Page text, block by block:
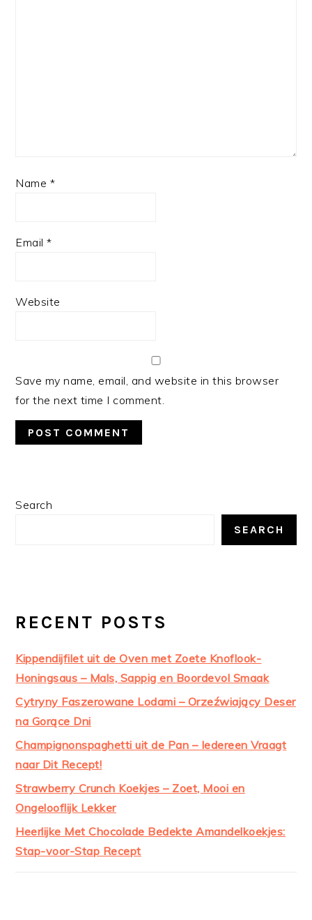
Name *
Email*
Website
Save my name, email, and website in this browser
for the next time I comment.
PRIMARY
Search
SEARCH
RECENT POSTS
Kippendijfilet uit de Oven met Zoete Knoflook-
Honingsaus – Mals, Sappig en Boordevol Smaak
Cytryny Faszerowane Lodami – Orzeźwiający Deser
na Gorące Dni
Champignonspaghetti uit de Pan – Iedereen Vraagt
naar Dit Recept!
Strawberry Crunch Koekjes – Zoet, Mooi en
Ongelooflijk Lekker
Heerlijke Met Chocolade Bedekte Amandelkoekjes:
Stap-voor-Stap Recept